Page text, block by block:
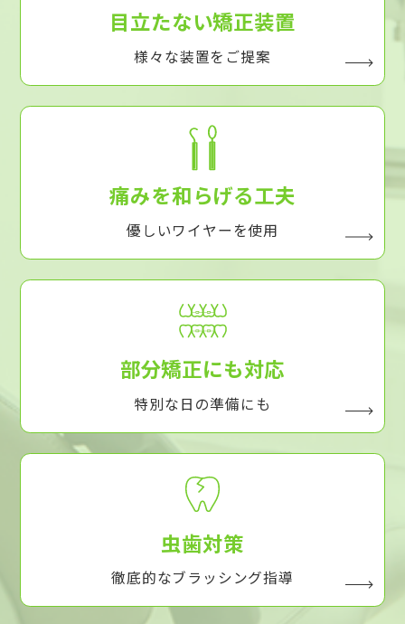
目立たない矯正装置
様々な装置をご提案
痛みを和らげる工夫
優しいワイヤーを使用
部分矯正にも対応
特別な日の準備にも
虫歯対策
徹底的なブラッシング指導